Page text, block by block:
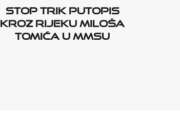
Stop trik putopis
kroz Rijeku Miloša
Tomića u MMSU